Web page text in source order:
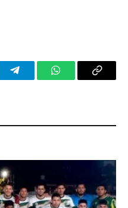
TelegramWhatsAppCopy